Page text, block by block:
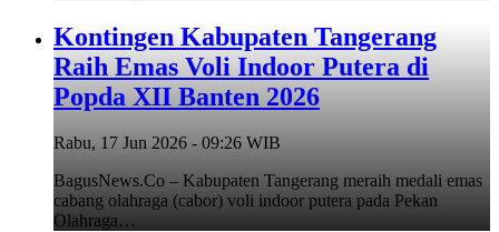
Kontingen Kabupaten Tangerang
Raih Emas Voli Indoor Putera di
Popda XII Banten 2026
Rabu, 17 Jun 2026 - 09:26 WIB
BagusNews.Co – Kabupaten Tangerang meraih medali emas
cabang olahraga (cabor) voli indoor putera pada Pekan
Olahraga…